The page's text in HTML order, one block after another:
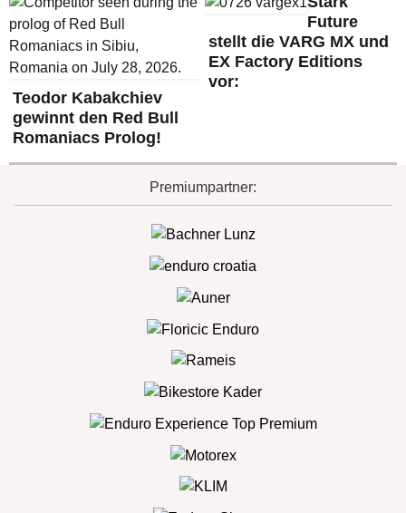
Teodor Kabakchiev
gewinnt den Red Bull
Romaniacs Prolog!
Future
stellt die VARG MX und
EX Factory Editions
vor:
Premiumpartner: